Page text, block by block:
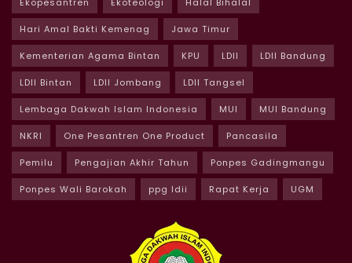
Hari Amal Bakti Kemenag Jawa Timur
Kementerian Agama Bintan KPU LDII LDII Bandung
LDII Bintan LDII Jombang LDII Tangsel
Lembaga Dakwah Islam Indonesia MUI MUI Bandung
NKRI One Pesantren One Product Pancasila
Pemilu Pengajian Akhir Tahun Ponpes Gadingmangu
Ponpes Wali Barokah ppg ldii Rapat Kerja UGM